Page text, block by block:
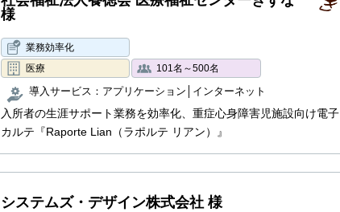
様
業務効率化
医療
101名～500名
導入サービス： アプリケーション インターネット
入所者の生涯サポート業務を効率化、重症心身障害児施設向け電子
カルテ『Raporte Lian（ラポルテ リアン）』
システムズ・デザイン株式会社 様